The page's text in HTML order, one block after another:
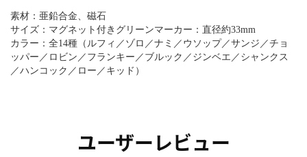
素材：亜鉛合金、磁石
サイズ：マグネット付きグリーンマーカー：直径約33mm
カラー：全14種（ルフィ／ゾロ／ナミ／ウソップ／サンジ／チョ
ッパー／ロビン／フランキー／ブルック／ジンベエ／シャンクス
／ハンコック／ロー／キッド）
ユーザーレビュー